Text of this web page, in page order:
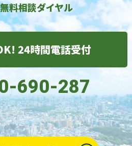
料相談ダイヤル
24時間電話受付
690-287